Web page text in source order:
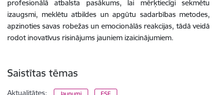
profesionālā atbalsta pasākums, lai mērķtiecīgi sekmētu
izaugsmi, meklētu atbildes un apgūtu sadarbības metodes,
apzinoties savas robežas un emocionālās reakcijas, tādā veidā
rodot inovatīvus risinājums jauniem izaicinājumiem.
Saistītas tēmas
Aktualitātes: